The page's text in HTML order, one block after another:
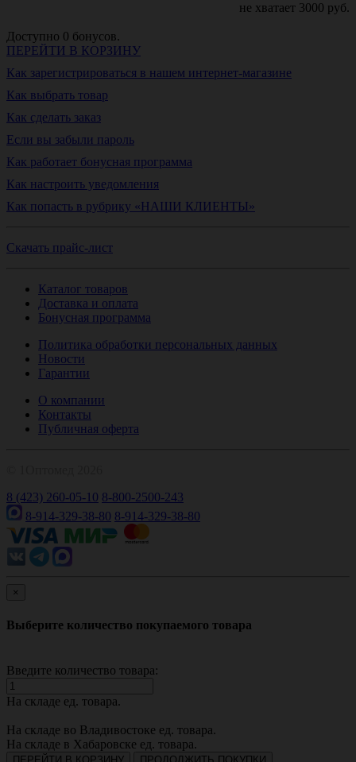
не хватает 3000 руб.
Доступно 0 бонусов.
ПЕРЕЙТИ В КОРЗИНУ
Как зарегистрироваться в нашем интернет-магазине
Как выбрать товар
Как сделать заказ
Если вы забыли пароль
Как работает бонусная программа
Как настроить уведомления
Как попасть в рубрику «НАШИ КЛИЕНТЫ»
Скачать прайс-лист
Каталог товаров
Доставка и оплата
Бонусная программа
Политика обработки персональных данных
Новости
Гарантии
О компании
Контакты
Публичная оферта
8 (423) 260-05-10 8-800-2500-243
8-914-329-38-80 8-914-329-38-80
×
Выберите количество покупаемого товара
Введите количество товара:
На складе ед. товара.
На складе во Владивостоке ед. товара.
На складе в Хабаровске ед. товара.